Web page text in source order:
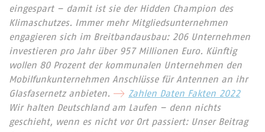
eingespart – damit ist sie der Hidden Champion des
Klimaschutzes. Immer mehr Mitgliedsunternehmen
engagieren sich im Breitbandausbau: 206 Unternehmen
investieren pro Jahr über 957 Millionen Euro. Künftig
wollen 80 Prozent der kommunalen Unternehmen den
Mobilfunkunternehmen Anschlüsse für Antennen an ihr
Glasfasernetz anbieten.
Zahlen Daten Fakten 2022
Wir halten Deutschland am Laufen – denn nichts
geschieht, wenn es nicht vor Ort passiert: Unser Beitrag